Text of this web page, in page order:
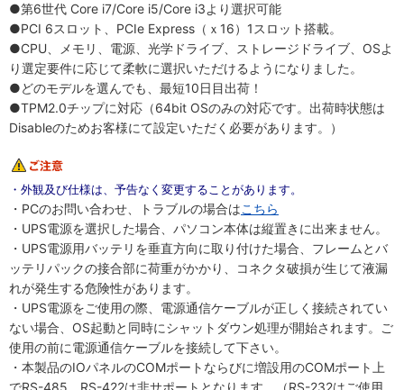
●第6世代 Core i7/Core i5/Core i3より選択可能
●PCI 6スロット、PCIe Express（ｘ16）1スロット搭載。
●CPU、メモリ、電源、光学ドライブ、ストレージドライブ、OSよ
り選定要件に応じて柔軟に選択いただけるようになりました。
●どのモデルを選んでも、最短10日目出荷！
●TPM2.0チップに対応（64bit OSのみの対応です。出荷時状態は
Disableのためお客様にて設定いただく必要があります。）
・外観及び仕様は、予告なく変更することがあります。
・PCのお問い合わせ、トラブルの場合はこちら
・UPS電源を選択した場合、パソコン本体は縦置きに出来ません。
・UPS電源用バッテリを垂直方向に取り付けた場合、フレームとバ
ッテリパックの接合部に荷重がかかり、コネクタ破損が生じて液漏
れが発生する危険性があります。
・UPS電源をご使用の際、電源通信ケーブルが正しく接続されてい
ない場合、OS起動と同時にシャットダウン処理が開始されます。ご
使用の前に電源通信ケーブルを接続して下さい。
・本製品のIOパネルのCOMポートならびに増設用のCOMポート上
でRS-485、RS-422は非サポートとなります。（RS-232はご使用